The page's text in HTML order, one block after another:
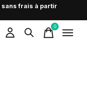
sans frais à partir
0items